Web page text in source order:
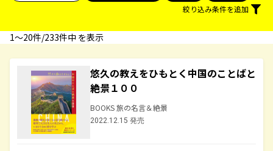
絞り込み条件を追加
1〜20件/233件中 を表示
悠久の教えをひもとく中国のことばと
絶景１００
BOOKS 旅の名言＆絶景
2022.12.15 発売